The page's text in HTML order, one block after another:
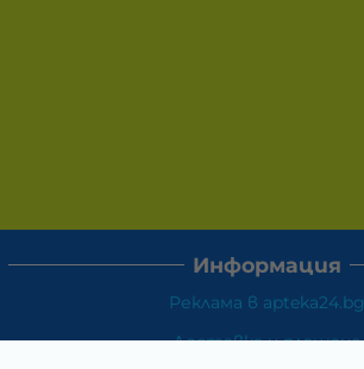
Информация
Реклама в apteka24.bg
Доставка и плащане